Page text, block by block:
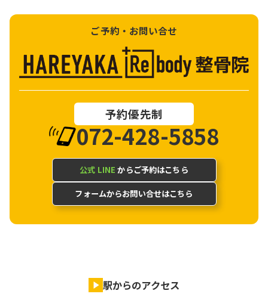
ご予約・お問い合せ
予約優先制
072-428-5858
公式 LINE からご予約はこちら
フォームからお問い合せはこちら
駅からのアクセス